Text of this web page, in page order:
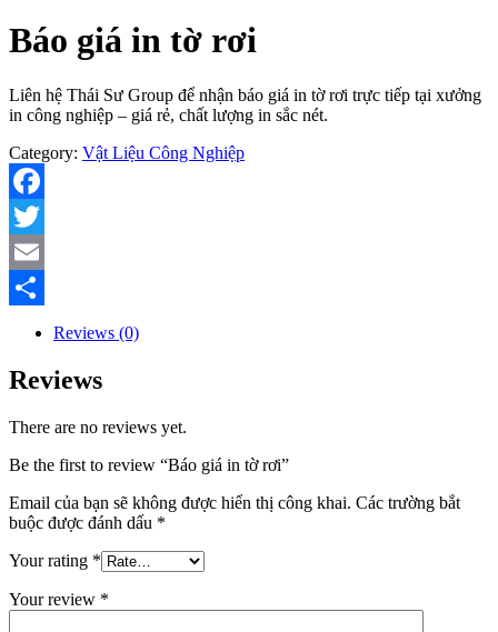
Báo giá in tờ rơi
Liên hệ Thái Sư Group để nhận báo giá in tờ rơi trực tiếp tại xưởng
in công nghiệp – giá rẻ, chất lượng in sắc nét.
Category: Vật Liệu Công Nghiệp
Facebook
Twitter
Email
Reviews (0)
Reviews
There are no reviews yet.
Be the first to review “Báo giá in tờ rơi”
Email của bạn sẽ không được hiển thị công khai. Các trường bắt
buộc được đánh dấu *
Your rating *
Your review *